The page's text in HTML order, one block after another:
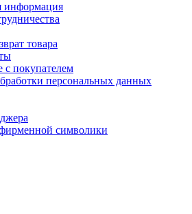
информация
товара
с покупателем
персональных данных
символики